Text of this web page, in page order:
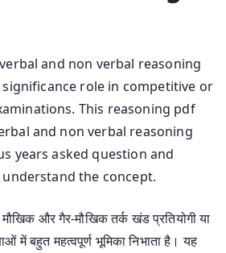
and non verbal reasoning
significance role in competitive or
This reasoning pdf
and non verbal reasoning
years asked question and
the concept.
और गैर-मौखिक तर्क खंड प्रतियोगी या
में बहुत महत्वपूर्ण भूमिका निभाता है। यह